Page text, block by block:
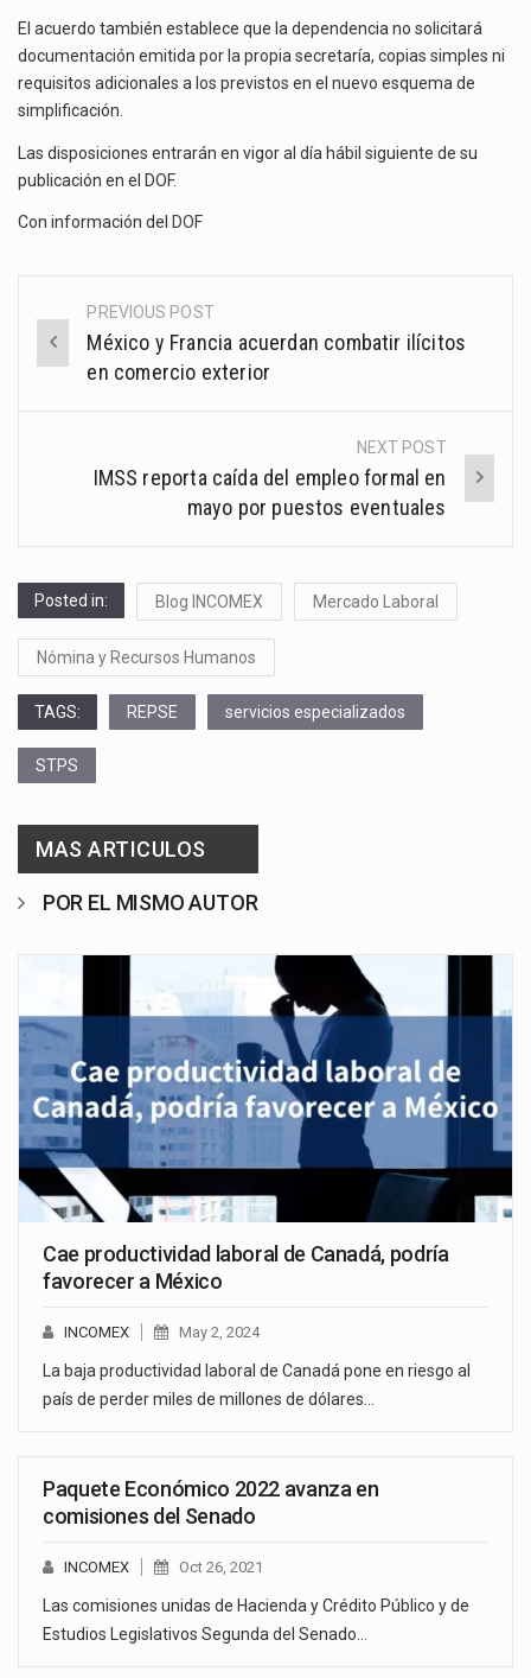
El acuerdo también establece que la dependencia no solicitará
documentación emitida por la propia secretaría, copias simples ni
requisitos adicionales a los previstos en el nuevo esquema de
simplificación.
Las disposiciones entrarán en vigor al día hábil siguiente de su
publicación en el DOF.
Con información del DOF
Post
navigation
PREVIOUS POST
México y Francia acuerdan combatir ilícitos
en comercio exterior
NEXT POST
IMSS reporta caída del empleo formal en
mayo por puestos eventuales
Posted in: Blog INCOMEX Mercado Laboral
Nómina y Recursos Humanos
TAGS: REPSE servicios especializados
STPS
MAS ARTICULOS
POR EL MISMO AUTOR
Cae productividad laboral de Canadá, podría
favorecer a México
INCOMEX May 2, 2024
La baja productividad laboral de Canadá pone en riesgo al
país de perder miles de millones de dólares…
Paquete Económico 2022 avanza en
comisiones del Senado
INCOMEX Oct 26, 2021
Las comisiones unidas de Hacienda y Crédito Público y de
Estudios Legislativos Segunda del Senado…